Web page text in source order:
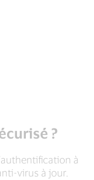
?
à
virus à jour.